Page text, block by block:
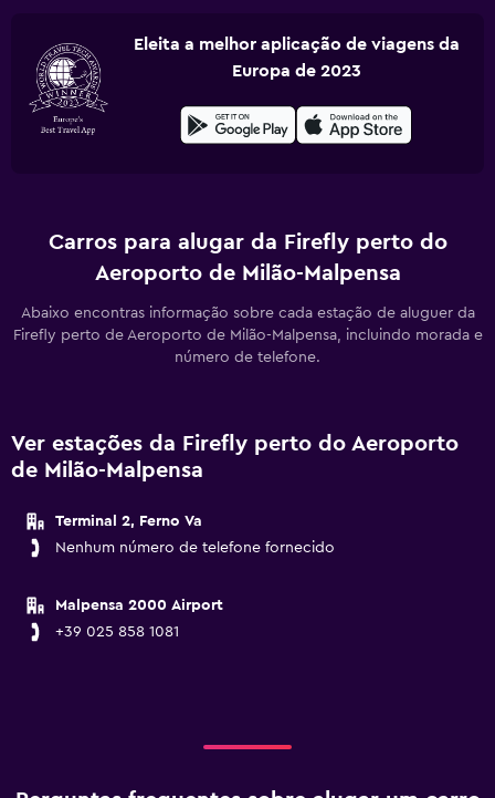
Eleita a melhor aplicação de viagens da
Europa de 2023
Carros para alugar da Firefly perto do
Aeroporto de Milão-Malpensa
Abaixo encontras informação sobre cada estação de aluguer da
Firefly perto de Aeroporto de Milão-Malpensa, incluindo morada e
número de telefone.
Ver estações da Firefly perto do Aeroporto
de Milão-Malpensa
Terminal 2, Ferno Va
Nenhum número de telefone fornecido
Malpensa 2000 Airport
+39 025 858 1081